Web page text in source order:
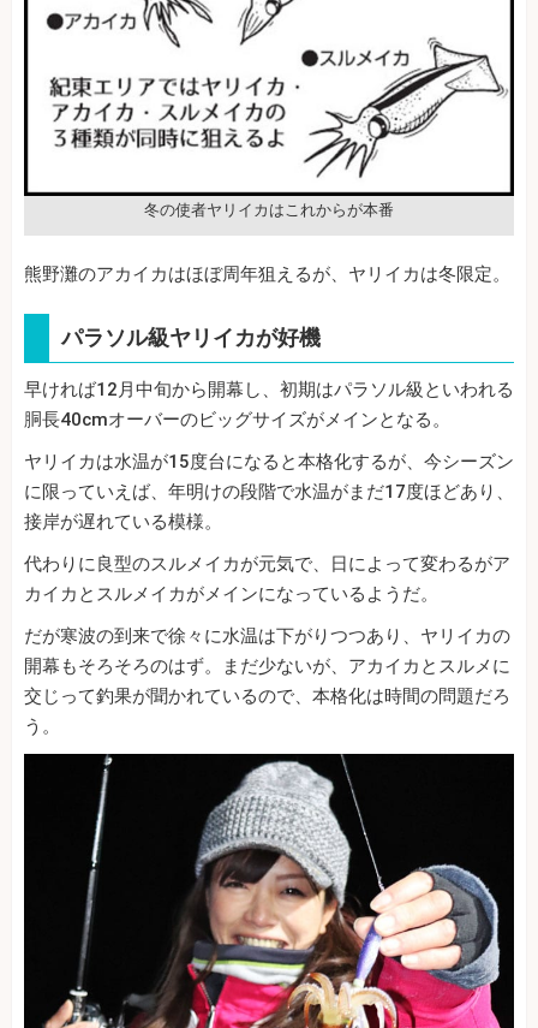
冬の使者ヤリイカはこれからが本番
熊野灘のアカイカはほぼ周年狙えるが、ヤリイカは冬限定。
パラソル級ヤリイカが好機
早ければ12月中旬から開幕し、初期はパラソル級といわれる
胴長40cmオーバーのビッグサイズがメインとなる。
ヤリイカは水温が15度台になると本格化するが、今シーズン
に限っていえば、年明けの段階で水温がまだ17度ほどあり、
接岸が遅れている模様。
代わりに良型のスルメイカが元気で、日によって変わるがア
カイカとスルメイカがメインになっているようだ。
だが寒波の到来で徐々に水温は下がりつつあり、ヤリイカの
開幕もそろそろのはず。まだ少ないが、アカイカとスルメに
交じって釣果が聞かれているので、本格化は時間の問題だろ
う。